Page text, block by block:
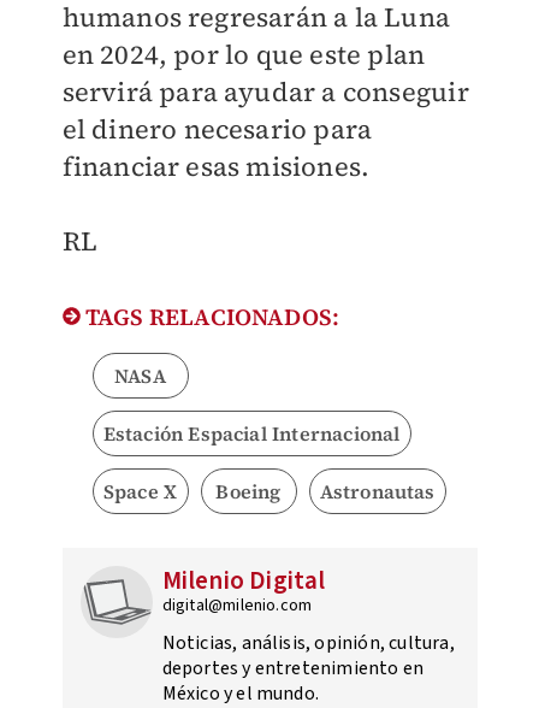
humanos regresarán a la Luna
en 2024, por lo que este plan
servirá para ayudar a conseguir
el dinero necesario para
financiar esas misiones.
RL
TAGS RELACIONADOS:
NASA
Estación Espacial Internacional
Space X Boeing Astronautas
Milenio Digital
digital@milenio.com
Noticias, análisis, opinión, cultura,
deportes y entretenimiento en
México y el mundo.